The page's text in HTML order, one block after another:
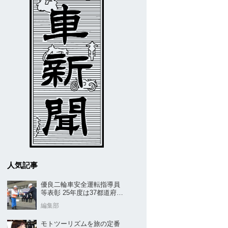
人気記事
優良二輪車安全運転指導員
等表彰 25年度は37都道府県
編集部
モトツーリズムを旅の定番